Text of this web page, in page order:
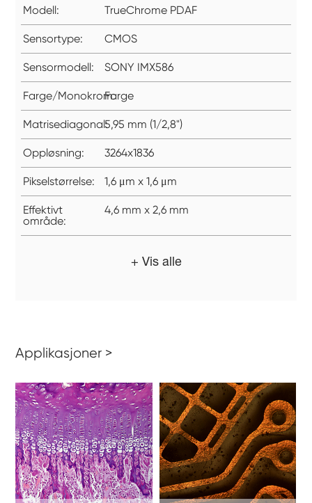
Modell: TrueChrome PDAF
Sensortype: CMOS
Sensormodell: SONY IMX586
Farge/Monokrom:Farge
Matrisediagonal:5,95 mm (1/2,8")
Oppløsning: 3264x1836
Pikselstørrelse: 1,6 μm x 1,6 μm
Effektivt
område:
4,6 mm x 2,6 mm
+ Vis alle
Applikasjoner >